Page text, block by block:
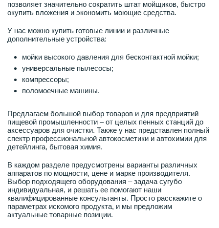
позволяет значительно сократить штат мойщиков, быстро
окупить вложения и экономить моющие средства.
У нас можно купить готовые линии и различные
дополнительные устройства:
мойки высокого давления для бесконтактной мойки;
универсальные пылесосы;
компрессоры;
поломоечные машины.
Предлагаем большой выбор товаров и для предприятий
пищевой промышленности – от целых пенных станций до
аксессуаров для очистки. Также у нас представлен полный
спектр профессиональной автокосметики и автохимии для
детейлинга, бытовая химия.
В каждом разделе предусмотрены варианты различных
аппаратов по мощности, цене и марке производителя.
Выбор подходящего оборудования – задача сугубо
индивидуальная, и решать ее помогают наши
квалифицированные консультанты. Просто расскажите о
параметрах искомого продукта, и мы предложим
актуальные товарные позиции.